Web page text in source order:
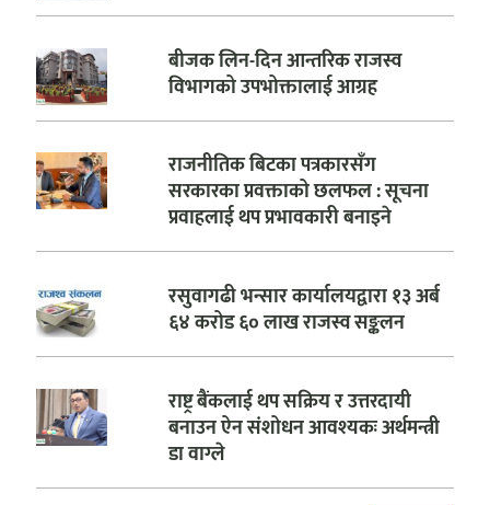
बीजक लिन-दिन आन्तरिक राजस्व
विभागको उपभोक्तालाई आग्रह
राजनीतिक बिटका पत्रकारसँग
सरकारका प्रवक्ताको छलफल : सूचना
प्रवाहलाई थप प्रभावकारी बनाइने
रसुवागढी भन्सार कार्यालयद्वारा १३ अर्ब
६४ करोड ६० लाख राजस्व सङ्कलन
राष्ट्र बैंकलाई थप सक्रिय र उत्तरदायी
बनाउन ऐन संशोधन आवश्यकः अर्थमन्त्री
डा वाग्ले